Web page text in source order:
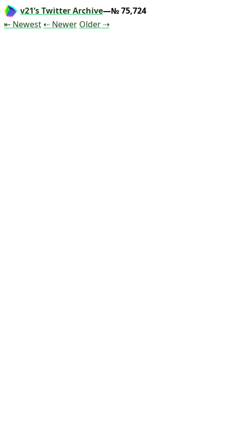
v21’s Twitter Archive—№ 75,724
⇤ NewestTweet
⇠ NewerTweet
OlderTweet
⇢